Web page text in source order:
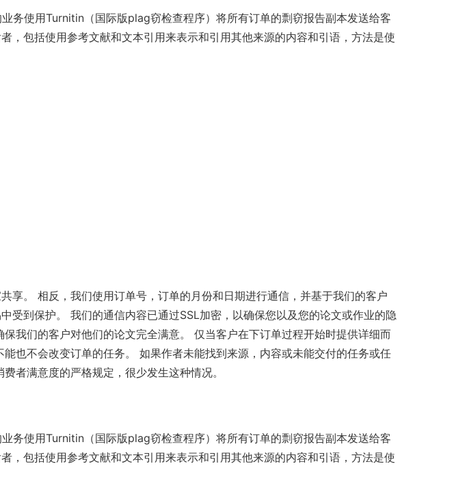
务使用Turnitin（国际版plag窃检查程序）将所有订单的剽窃报告副本发送给客
，包括使用参考文献和文本引用来表示和引用其他来源的内容和引语，方法是使
享。 相反，我们使用订单号，订单的月份和日期进行通信，并基于我们的客户
受到保护。 我们的通信内容已通过SSL加密，以确保您以及您的论文或作业的隐
我们的客户对他们的论文完全满意。 仅当客户在下订单过程开始时提供详细而
也不会改变订单的任务。 如果作者未能找到来源，内容或未能交付的任务或任
者满意度的严格规定，很少发生这种情况。
务使用Turnitin（国际版plag窃检查程序）将所有订单的剽窃报告副本发送给客
，包括使用参考文献和文本引用来表示和引用其他来源的内容和引语，方法是使